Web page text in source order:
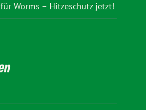
Worms – Hitzeschutz jetzt!